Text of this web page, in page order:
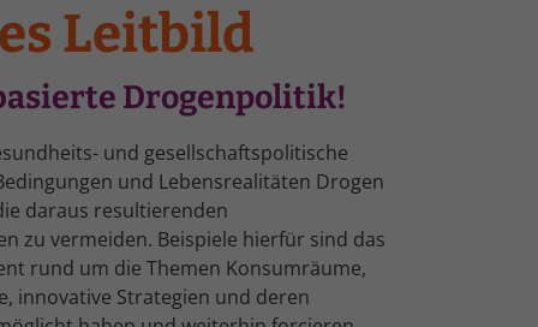
Leitbild
Drogenpolitik!
und gesellschaftspolitische
und Lebensrealitäten Drogen
daraus resultierenden
zu vermeiden. Beispiele hierfür sind das
rund um die Themen Konsumräume,
innovative Strategien und deren